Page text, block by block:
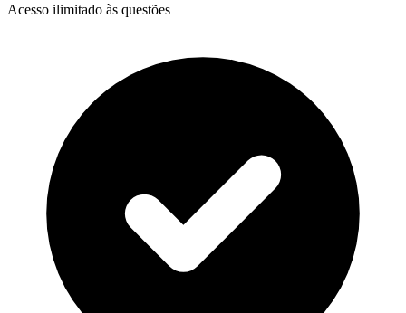
Acesso ilimitado às questões